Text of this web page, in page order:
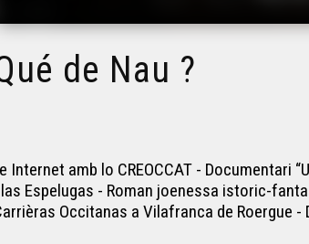
de Nau ?
amb lo CREOCCAT - Documentari
Espelugas - Roman joenessa istoric-
Occitanas a Vilafranca de Roergue